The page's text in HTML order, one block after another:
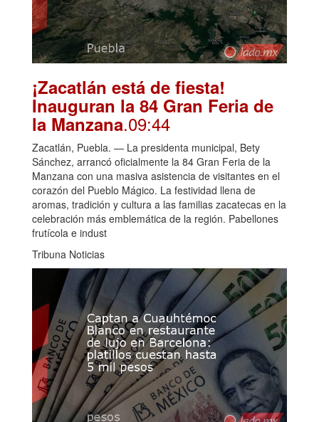
¡Zacatlán está de fiesta!
Inauguran la 84 Gran Feria de
la Manzana.09:44
Zacatlán, Puebla. — La presidenta municipal, Bety
Sánchez, arrancó oficialmente la 84 Gran Feria de la
Manzana con una masiva asistencia de visitantes en el
corazón del Pueblo Mágico. La festividad llena de
aromas, tradición y cultura a las familias zacatecas en la
celebración más emblemática de la región. Pabellones
frutícola e indust
Tribuna Noticias